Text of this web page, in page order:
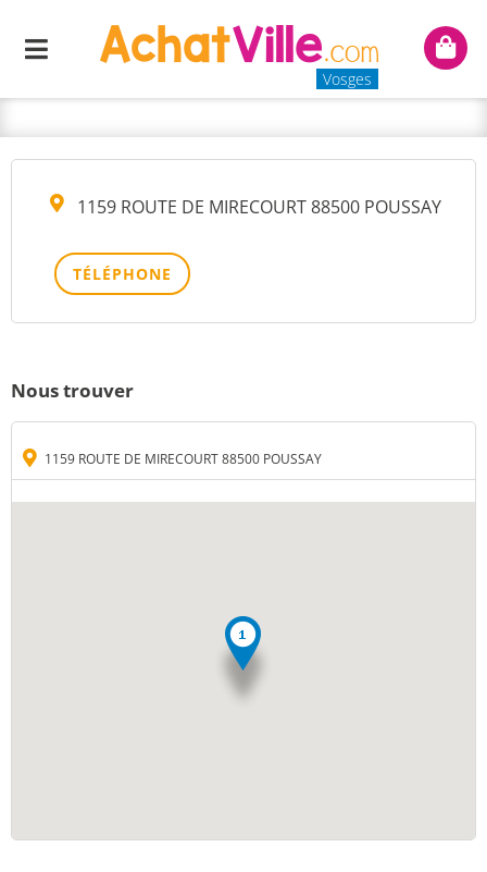
Menu
Vosges
Mon
CONTROLE TECHNIQUE DE
1159 ROUTE DE MIRECOURT 88500 POUSSAY
TÉLÉPHONE
Nous trouver
1159 ROUTE DE MIRECOURT 88500 POUSSAY